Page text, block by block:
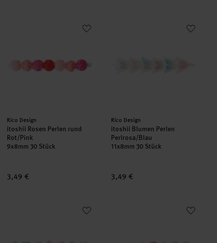
itoshii Rosen Perlen rund Rot/Pink
Hersteller:
Rico Design
itoshii Rosen Perlen rund
Rot/Pink
9x8mm 30 Stück
3,49 €
itoshii Blumen Perlen
Hersteller:
Rico Design
itoshii Blumen Perlen
Perlrosa/Blau
11x8mm 30 Stück
3,49 €
itoshii Rosen Perlen rund Rainbow Pearlitoshii Rosen Perlen rund